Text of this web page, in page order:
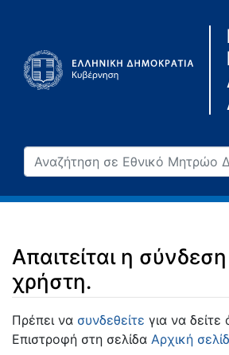
Απαιτείται η
χρήστη.
Μετάβαση σε:πλοήγηση,αναζήτηση
Πρέπει να συνδεθείτε για να δείτε
Επιστροφή στη σελίδα Αρχική